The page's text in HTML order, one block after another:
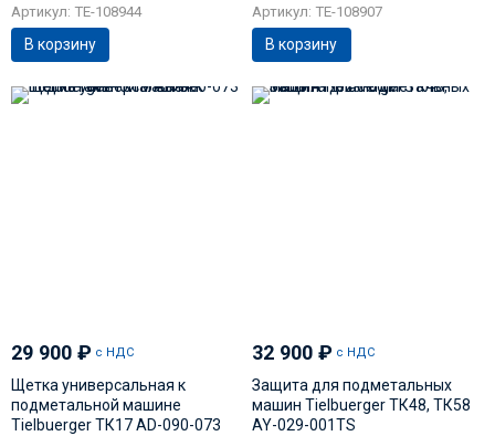
Артикул: TE-108944
В корзину
Артикул: TE-108907
В корзину
29 900 ₽ с НДС
Щетка универсальная к
подметальной машине
Tielbuerger ТК17 AD-090-073
32 900₽ с НДС
Защита для подметальных
машин Tielbuerger ТК48, ТК58
AY-029-001TS